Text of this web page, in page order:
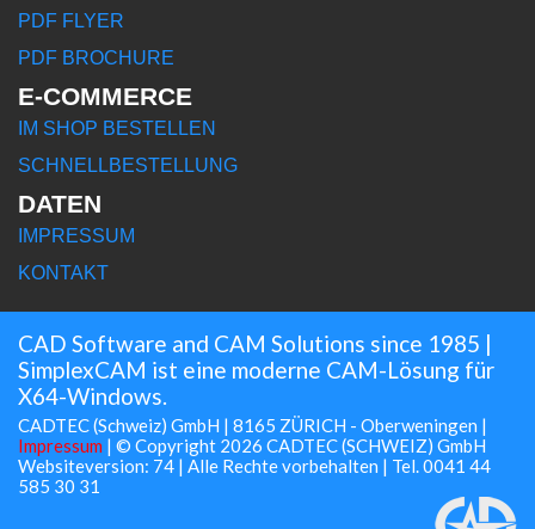
PDF FLYER
PDF BROCHURE
E-COMMERCE
IM SHOP BESTELLEN
SCHNELLBESTELLUNG
DATEN
IMPRESSUM
KONTAKT
CAD Software and CAM Solutions since 1985 |
SimplexCAM ist eine moderne CAM-Lösung für
X64-Windows.
CADTEC (Schweiz) GmbH | 8165 ZÜRICH - Oberweningen |
Impressum | © Copyright 2026 CADTEC (SCHWEIZ) GmbH
Websiteversion: 74 | Alle Rechte vorbehalten | Tel. 0041 44
585 30 31